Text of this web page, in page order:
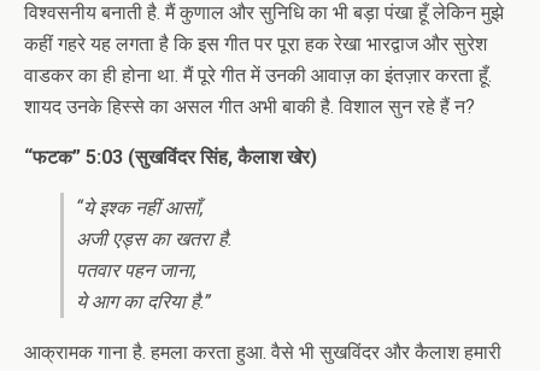
विश्वसनीय बनाती है. मैं कुणाल और सुनिधि का भी बड़ा पंखा हूँ लेकिन मुझे
कहीं गहरे यह लगता है कि इस गीत पर पूरा हक रेखा भारद्वाज और सुरेश
वाडकर का ही होना था. मैं पूरे गीत में उनकी आवाज़ का इंतज़ार करता हूँ.
शायद उनके हिस्से का असल गीत अभी बाकी है. विशाल सुन रहे हैं न?
“फटक” 5:03 (सुखविंदर सिंह, कैलाश खेर)
“ये इश्क नहीं आसाँ,
अजी एड्स का खतरा है.
पतवार पहन जाना,
ये आग का दरिया है.”
आक्रामक गाना है. हमला करता हुआ. वैसे भी सुखविंदर और कैलाश हमारी